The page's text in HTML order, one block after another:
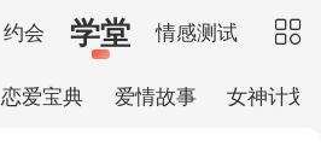
约会 学堂 情感测试 
恋爱宝典 爱情故事 女神计划